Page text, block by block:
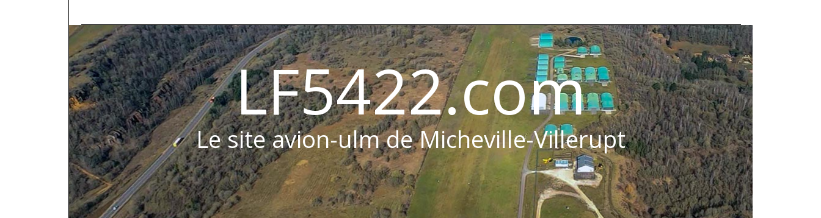
LF5422.com
Le site avion-ulm de Micheville-Villerupt